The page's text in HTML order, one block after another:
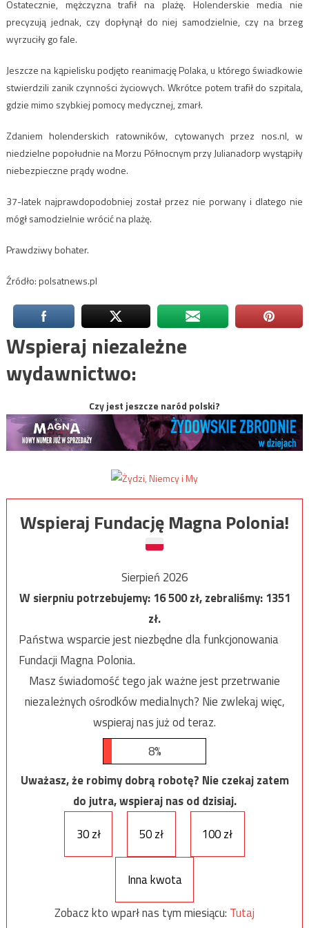
Ostatecznie, mężczyzna trafił na plażę. Holenderskie media nie
precyzują jednak, czy dopłynął do niej samodzielnie, czy na brzeg
wyrzuciły go fale.
Jeszcze na kąpielisku podjęto reanimację Polaka, u którego świadkowie
stwierdzili zanik czynności życiowych. Wkrótce potem trafił do szpitala,
gdzie mimo szybkiej pomocy medycznej, zmarł.
Zdaniem holenderskich ratowników, cytowanych przez nos.nl, w
niedzielne popołudnie na Morzu Północnym przy Julianadorp wystąpiły
niebezpieczne prądy wodne.
37-latek najprawdopodobniej został przez nie porwany i dlatego nie
mógł samodzielnie wrócić na plażę.
Prawdziwy bohater.
Źródło: polsatnews.pl
Wspieraj niezależne
wydawnictwo:
Czy jest jeszcze naród polski?
Wspieraj Fundację Magna Polonia!
Sierpień 2026
W sierpniu potrzebujemy:16 500zł, zebraliśmy:1351
zł.
Państwa wsparcie jest niezbędne dla funkcjonowania
Fundacji Magna Polonia.
Masz świadomość tego jak ważne jest przetrwanie
niezależnych ośrodków medialnych? Nie zwlekaj więc,
wspieraj nas już od teraz.
8%
Uważasz, że robimy dobrą robotę? Nie czekaj zatem
do jutra, wspieraj nas od dzisiaj.
30 zł
50 zł 100 zł
Inna kwota
Zobacz kto wparł nas tym miesiącu: Tutaj